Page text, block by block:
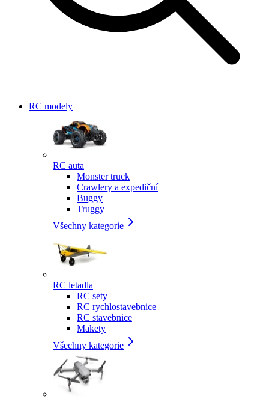
RC modely
RC auta
Monster truck
Crawlery a expediční
Buggy
Truggy
Všechny kategorie
RC letadla
RC sety
RC rychlostavebnice
RC stavebnice
Makety
Všechny kategorie